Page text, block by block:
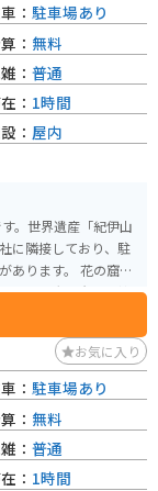
。世界遺産「紀伊山
に隣接しており、駐
す。 花の窟
り、巨大な岩を御神
望むことができ、その
灘を一望できる展望
の熊野古道や七里御
熊野市は、温暖な気候
す。道の駅では、
も販売しているの
： 駐車場あり
： 無料
： 普通
： 1時間
： 屋内
お気に入り
： 駐車場あり
： 無料
： 普通
： 1時間